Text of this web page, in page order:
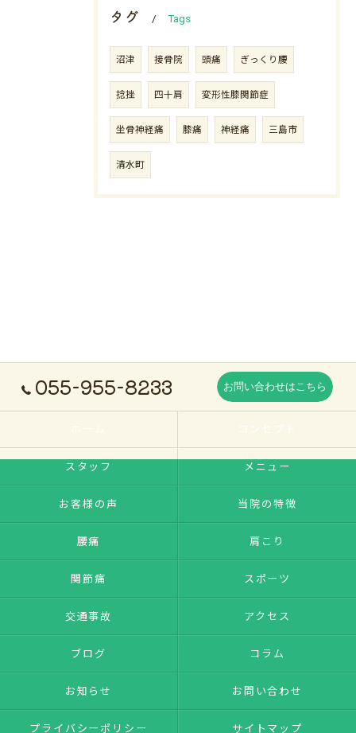
タグ Tags
沼津 接骨院 頭痛 ぎっくり腰
捻挫 四十肩 変形性膝関節症
坐骨神経痛 膝痛 神経痛 三島市
清水町
055-955-8233 お問い合わせはこちら
スタッフ メニュー
お客様の声 当院の特徴
腰痛 肩こり
関節痛 スポーツ
交通事故 アクセス
ブログ コラム
お知らせ お問い合わせ
プライバシーポリシー サイトマップ